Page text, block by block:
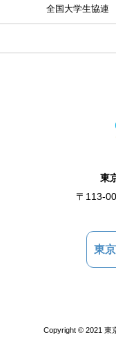
全国大学生協連
東
〒113-
東
Copyright © 2021 東